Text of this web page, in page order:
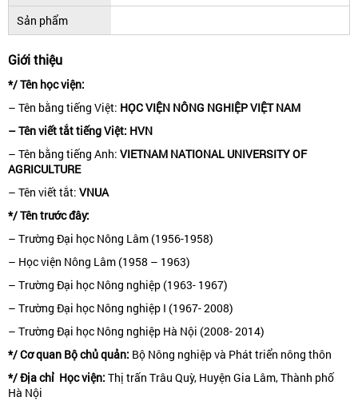
Sản phẩm
Giới thiệu
*/ Tên học viện:
– Tên bằng tiếng Việt: HỌC VIỆN NÔNG NGHIỆP VIỆT NAM
– Tên viết tắt tiếng Việt: HVN
– Tên bằng tiếng Anh: VIETNAM NATIONAL UNIVERSITY OF
AGRICULTURE
– Tên viết tắt: VNUA
*/ Tên trước đây:
– Trường Đại học Nông Lâm (1956-1958)
– Học viện Nông Lâm (1958 – 1963)
– Trường Đại học Nông nghiệp (1963- 1967)
– Trường Đại học Nông nghiệp I (1967- 2008)
– Trường Đại học Nông nghiệp Hà Nội (2008- 2014)
*/ Cơ quan Bộ chủ quản: Bộ Nông nghiệp và Phát triển nông thôn
*/ Địa chỉ Học viện: Thị trấn Trâu Quỳ, Huyện Gia Lâm, Thành phố
Hà Nội